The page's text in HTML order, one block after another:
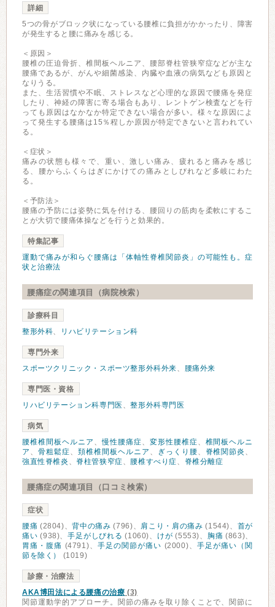
詳細
5つの骨がブロック状になっている腰椎に負担がかかったり、障害
が発生すると腰に痛みを感じる。
＜原因＞
腰椎の圧迫骨折、椎間板ヘルニア、腰部脊柱管狭窄症などが主な
腰痛であるが、がんや細菌感染、内臓や血液の病気なども原因と
なりうる。
また、生活習慣や不眠、ストレスなど心理的な原因で腰痛を発症
したり、神経の障害に寄る場合もあり、レントゲン検査などを行
っても原因はなかなか特定できない場合が多い。様々な原因によ
って発生する腰痛は15％程しか原因が特定できないと言われてい
る。
＜症状＞
痛みの状態も様々で、重い、激しい痛み、疲れると痛みを感じ
る、腰からふくらはぎにかけての痛みとしびれなど多岐にわた
る。
＜予防法＞
腰痛の予防には姿勢に気を付ける、腰回りの筋肉を柔軟にするこ
とが大切で腰痛体操などを行うと効果的。
特集記事
運動で痛みが和らぐ腰痛は「体軸性脊椎関節炎」の可能性も。症
状と治療法
腰痛症の関連項目（病院検索）
診療科目
整形外科、 リハビリテーション科
専門外来
スポーツクリニック・スポーツ整形外科外来、 腰痛外来
専門医・資格
リハビリテーション科専門医 、整形外科専門医
病気
腰椎椎間板ヘルニア 、慢性腰痛症、 変形性腰椎症、 椎間板ヘルニ
ア 、 骨粗鬆症、 頚椎椎間板ヘルニア 、 ぎっくり腰、 脊椎関節炎 、
強直性脊椎炎 、 脊柱管狭窄症、 腰椎すべり症、 脊椎分離症
腰痛症の関連項目（口コミ検索）
症状
腰痛 (2804)、背中の痛み (796)、 肩こり・肩の痛み (1544)、 首が
痛い (938)、手足がしびれる (1060)、 けが (5553)、 胸痛 (863)、
胃痛・腹痛 (4791)、 手足の関節が痛い (2000)、 手足が痛い（関
節を除く）
(1019)
診療・治療法
AKA博田法による腰痛の治療 (3)
関節運動学的アプローチ。関節の痛みを取り除くことで、関節に